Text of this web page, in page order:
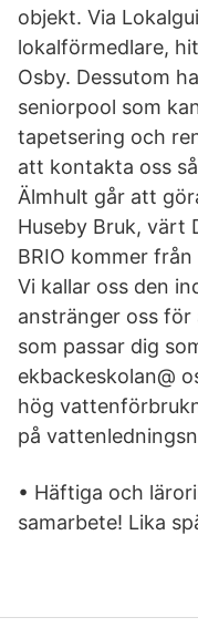
objekt. Via
lokalförmedlare,
Osby. Dessutom
seniorpool som
tapetsering och
att kontakta oss
Älmhult går att
Huseby Bruk, värt
BRIO kommer
Vi kallar oss den
anstränger oss
som passar dig
ekbackeskolan@
hög
på
• Häftiga och
samarbete! Lika